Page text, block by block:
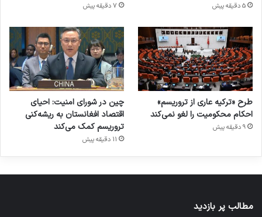
5 دقیقه پیش 7 دقیقه پیش
طرح «ترکیه عاری از تروریسم»
احکام محکومیت را لغو نمی‌کند
9 دقیقه پیش
چین در شورای امنیت: احیای
اقتصاد افغانستان به ریشه‌کنی
تروریسم کمک می‌کند
11 دقیقه پیش
مطالب پر بازدید